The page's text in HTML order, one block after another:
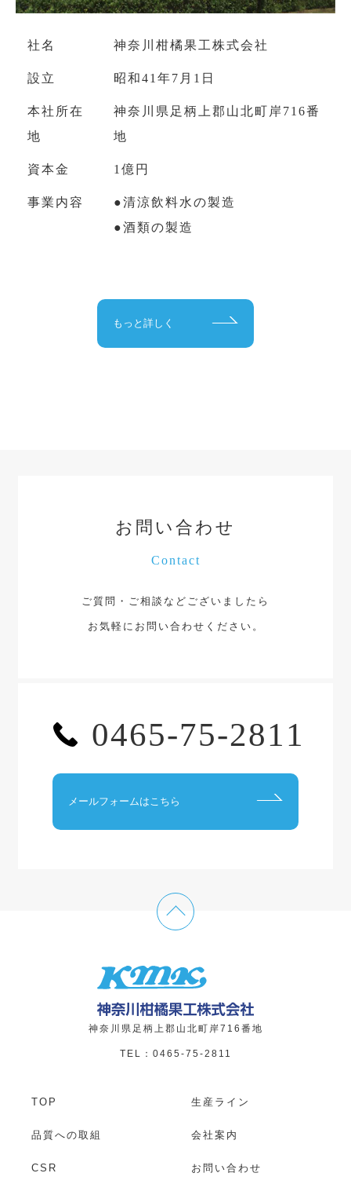
社名 神奈川柑橘果工株式会社
設立 昭和41年7月1日
本社所在
地
神奈川県足柄上郡山北町岸716番
地
資本金 1億円
事業内容
●清涼飲料水の製造
●酒類の製造
もっと詳しく
お問い合わせ
Contact
ご質問・ご相談などございましたら
お気軽にお問い合わせください。
0465-75-2811
メールフォームはこちら
神奈川県足柄上郡山北町岸716番地
TEL：0465-75-2811
TOP 生産ライン
品質への取組 会社案内
CSR お問い合わせ